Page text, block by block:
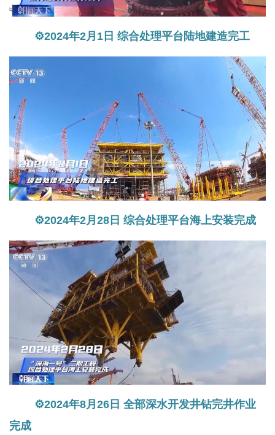
⚙2024年2月1日 综合处理平台陆地建造完工
⚙2024年2月28日 综合处理平台海上安装完成
⚙2024年8月26日 全部深水开发井钻完井作业
完成